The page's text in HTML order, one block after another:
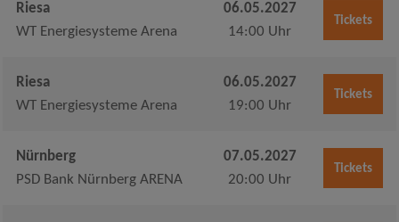
Riesa
WT Energiesysteme Arena
06.05.2027
14:00 Uhr
Tickets
Riesa
WT Energiesysteme Arena
06.05.2027
19:00 Uhr
Tickets
Nürnberg
PSD Bank Nürnberg ARENA
07.05.2027
20:00 Uhr
Tickets